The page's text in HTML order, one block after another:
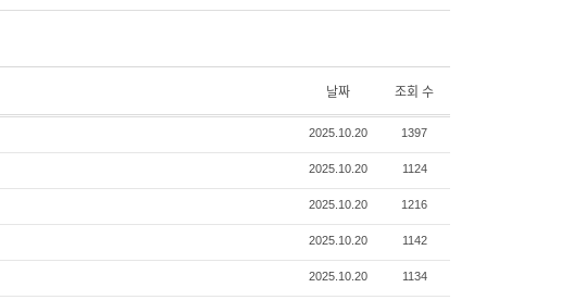
날짜 조회 수
2025.10.20 1397
2025.10.20 1124
2025.10.20 1216
2025.10.20 1142
2025.10.20 1134